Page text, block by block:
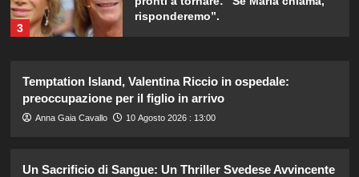
3
risponderemo”.
4
produzione: il retroscena
inaspettato di Irene Guglielmi
Temptation Island, Valentina Riccio in ospedale:
preoccupazione per il figlio in arrivo
Anna Gaia Cavallo 10 Agosto 2026 : 13:00
Un Sacrificio di Sangue: Un Thriller Svedese Avvincente